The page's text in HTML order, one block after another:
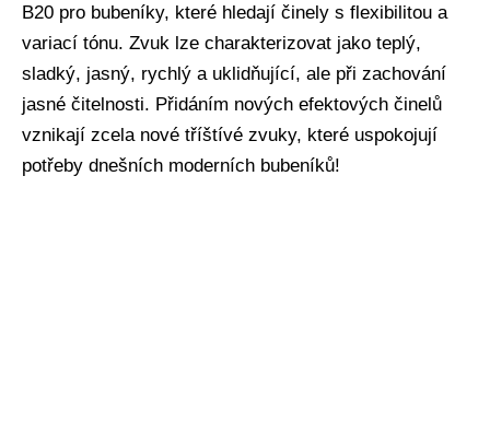
B20 pro bubeníky, které hledají činely s flexibilitou a
variací tónu. Zvuk lze charakterizovat jako teplý,
sladký, jasný, rychlý a uklidňující, ale při zachování
jasné čitelnosti. Přidáním nových efektových činelů
vznikají zcela nové tříštívé zvuky, které uspokojují
potřeby dnešních moderních bubeníků!